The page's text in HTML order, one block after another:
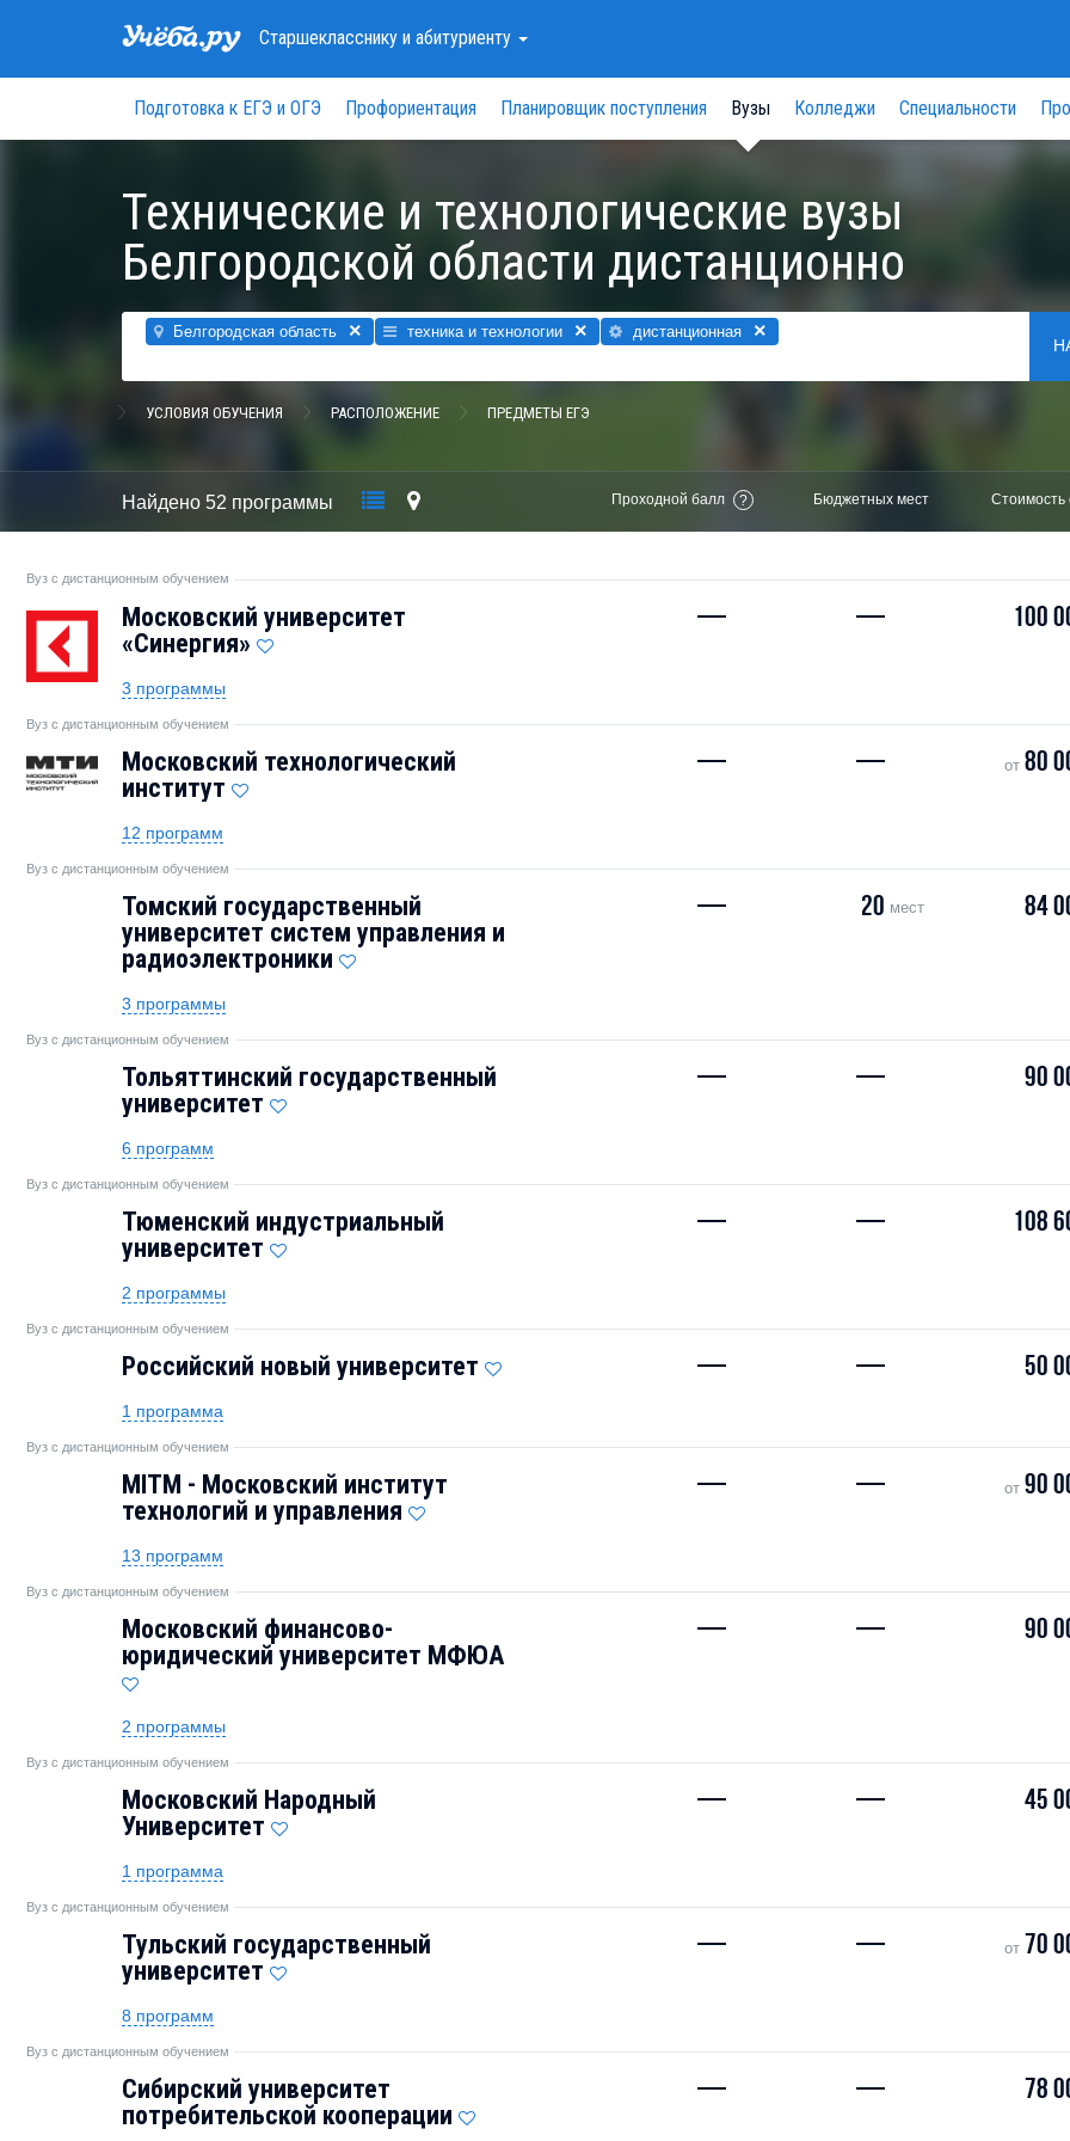
Старшеклассникуи абитуриенту
Подготовка к ЕГЭ и ОГЭ Профориентация Планировщик поступления Вузы Колледжи Специальности
Технические и технологические вузы
Белгородской области дистанционно
Белгородская область × техника и технологии × дистанционная ×
УСЛОВИЯ ОБУЧЕНИЯ РАСПОЛОЖЕНИЕ ПРЕДМЕТЫ ЕГЭ
Найдено 52 программы Проходной балл ? Бюджетных мест Стоимость
Вуз с дистанционным обучением
Московский университет
«Синергия»
— — 100
3 программы
Вуз с дистанционным обучением
Московский технологический
институт
— — от 80
12 программ
Вуз с дистанционным обучением
Томский государственный
университет систем управления и
радиоэлектроники
— 20 мест 84
3 программы
Вуз с дистанционным обучением
Тольяттинский государственный
университет
— — 90
6 программ
Вуз с дистанционным обучением
Тюменский индустриальный
университет
— — 108
2 программы
Вуз с дистанционным обучением
Российский новый университет — — 50
1 программа
Вуз с дистанционным обучением
MITM - Московский институт
технологий и управления
— — от 90
13 программ
Вуз с дистанционным обучением
Московский финансово-
юридический университет МФЮА
— — 90
2 программы
Вуз с дистанционным обучением
Московский Народный
Университет
— — 45
1 программа
Вуз с дистанционным обучением
Тульский государственный
университет
— — от 70
8 программ
Вуз с дистанционным обучением
Сибирский университет
потребительской кооперации
— — 78